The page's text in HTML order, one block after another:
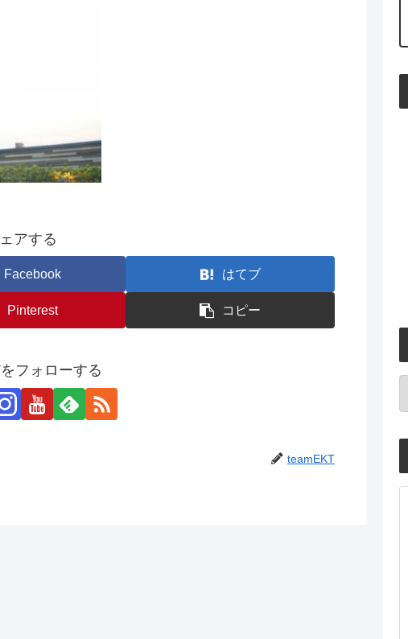
アする
Facebook はてブ
Pinterest コピー
フォローする
teamEKT